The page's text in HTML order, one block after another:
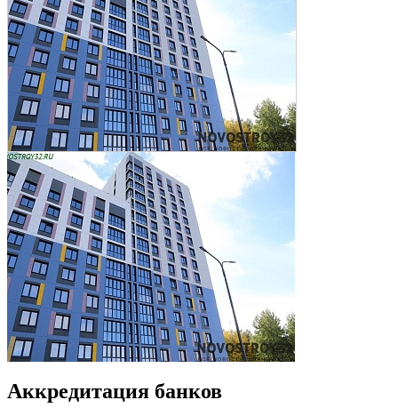
Аккредитация банков